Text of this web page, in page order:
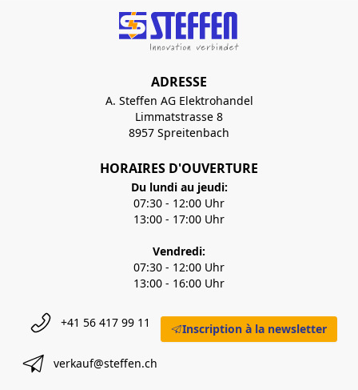
ADRESSE
A. Steffen AG Elektrohandel
Limmatstrasse 8
8957 Spreitenbach
HORAIRES D'OUVERTURE
Du lundi au jeudi:
07:30 - 12:00 Uhr
13:00 - 17:00 Uhr
Vendredi:
07:30 - 12:00 Uhr
13:00 - 16:00 Uhr
+41 56 417 99 11
verkauf@steffen.ch
Inscription à la newsletter